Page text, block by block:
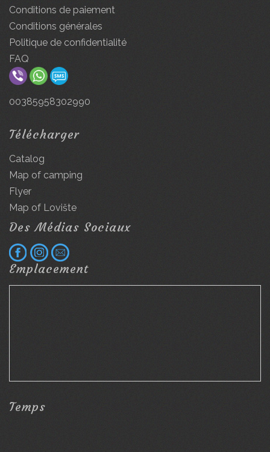
Conditions de paiement
Conditions générales
Politique de confidentialité
FAQ
00385958302990
Télécharger
Catalog
Map of camping
Flyer
Map of Lovište
Des Médias Sociaux
Emplacement
Temps